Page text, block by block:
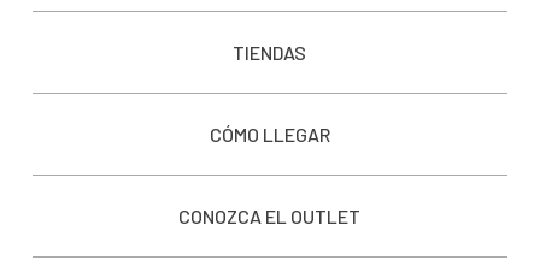
TIENDAS
CÓMO LLEGAR
CONOZCA EL OUTLET